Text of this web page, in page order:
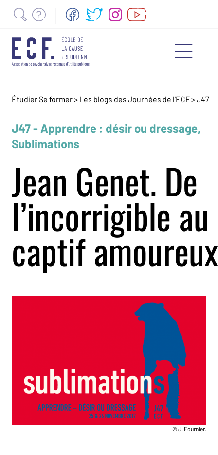
Étudier Se former > Les blogs des Journées de l'ECF>J47
J47 - Apprendre : désir ou dressage,
Sublimations
Jean Genet. De
l’incorrigible au
captif amoureux
© J. Fournier.